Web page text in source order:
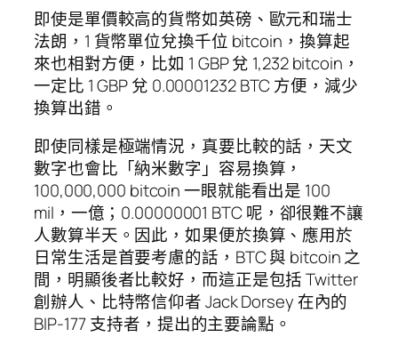
即使是單價較高的貨幣如英磅、歐元和瑞士
法朗，1 貨幣單位兌換千位 bitcoin，換算起
來也相對方便，比如 1 GBP 兌 1,232 bitcoin，
一定比 1 GBP 兌 0.00001232 BTC 方便，減少
換算出錯。
即使同樣是極端情況，真要比較的話，天文
數字也會比「納米數字」容易換算，
100,000,000 bitcoin 一眼就能看出是 100
mil，一億；0.00000001 BTC 呢，卻很難不讓
人數算半天。因此，如果便於換算、應用於
日常生活是首要考慮的話，BTC 與 bitcoin 之
間，明顯後者比較好，而這正是包括 Twitter
創辦人、比特幣信仰者 Jack Dorsey 在內的
BIP-177 支持者，提出的主要論點。